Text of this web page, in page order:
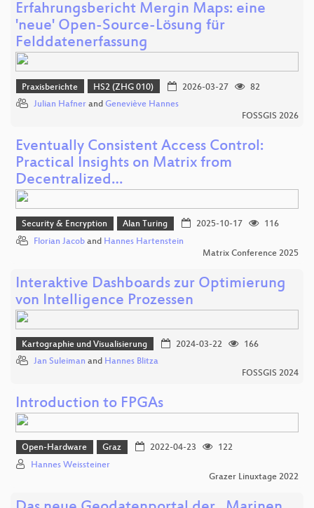
Erfahrungsbericht Mergin Maps: eine
'neue' Open-Source-Lösung für
Felddatenerfassung
Praxisberichte HS2 (ZHG 010) 2026-03-27
82
Julian Hafner and Geneviève Hannes
FOSSGIS 2026
Eventually Consistent Access Control:
Practical Insights on Matrix from
Decentralized…
Security & Encryption Alan Turing 2025-10-17
116
Florian Jacob and Hannes Hartenstein
Matrix Conference 2025
Interaktive Dashboards zur Optimierung
von Intelligence Prozessen
Kartographie und Visualisierung 2024-03-22
166
Jan Suleiman and Hannes Blitza
FOSSGIS 2024
Introduction to FPGAs
Open-Hardware Graz 2022-04-23
122
Hannes Weissteiner
Grazer Linuxtage 2022